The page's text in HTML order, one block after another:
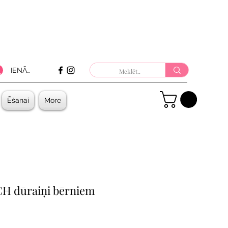
Ēšanai More
IENĀKT
dūraiņi bērniem